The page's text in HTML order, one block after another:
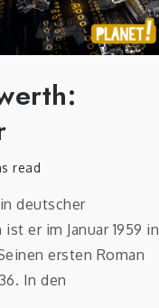
read
deutscher
er im Januar 1959 in
ersten Roman
In den